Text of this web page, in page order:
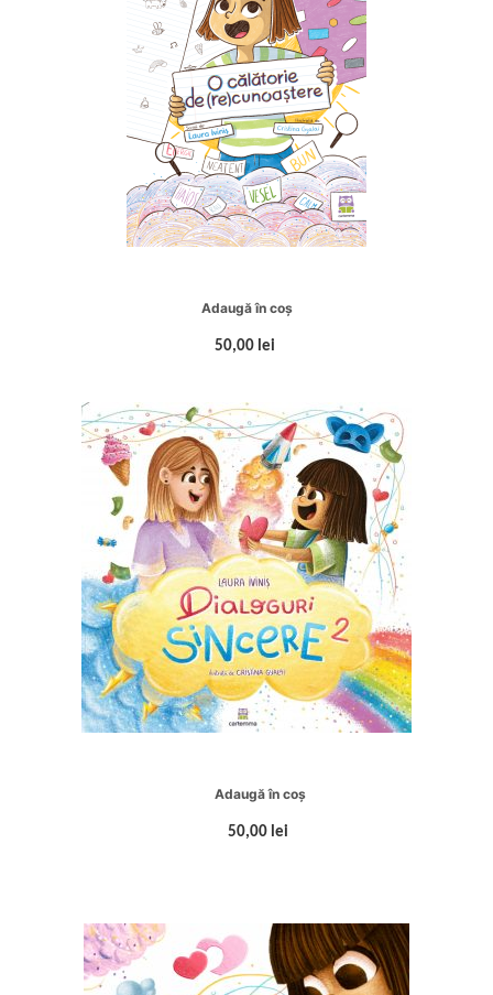
Adaugă în coș
50,00 lei
Adaugă în coș
50,00 lei